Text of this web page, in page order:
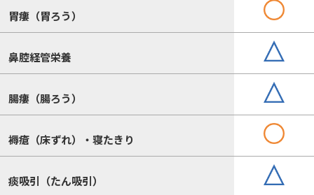
胃瘻（胃ろう）
鼻腔経管栄養
腸瘻（腸ろう）
褥瘡（床ずれ）・寝たきり
痰吸引（たん吸引）